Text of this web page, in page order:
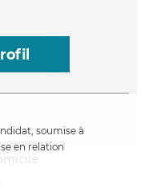
soumise à
en relation